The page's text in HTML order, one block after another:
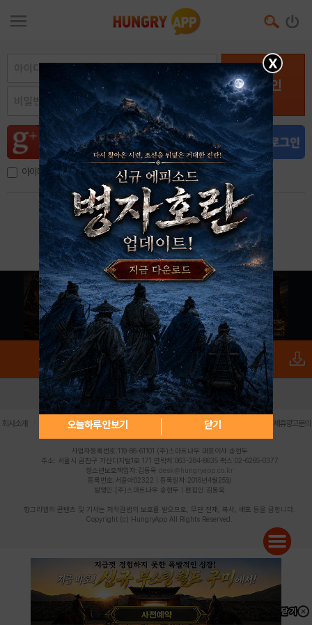
로그인
아이디, 이메일 저장
아이디 / 비밀번호 찾기 회원가입
X
오늘하루 안보기 닫기
로그인 PC버전 전체앱
회사소개 | 개인정보 처리방침 불법촬영물 신고센터 제휴광고문의
사업자등록번호:119-86-61101 (주)스마트나우 대표이사:송현두
주소: 서울시 금천구 가산디지털1로 171 연락처:063-284-8635 팩스:02-6265-0377
청소년보호책임자:김동욱 desk@hungryapp.co.kr
등록번호:서울아02322 | 등록일자:2016년4월25일
발행인:(주)스마트나우 송현두 | 편집인:김동욱
헝그리앱의 콘텐츠 및 기사는 저작권법의 보호를 받으므로, 무단 전재, 복사, 배포 등을 금합니다.
Copyright (c) HungryApp All Rights Reserved.